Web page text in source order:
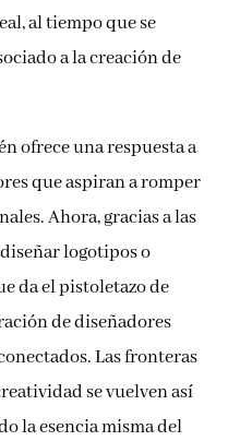
al tiempo que se
a la creación de
ofrece una respuesta a
que aspiran a romper
Ahora, gracias a las
logotipos o
da el pistoletazo de
de diseñadores
Las fronteras
se vuelven así
la esencia misma del